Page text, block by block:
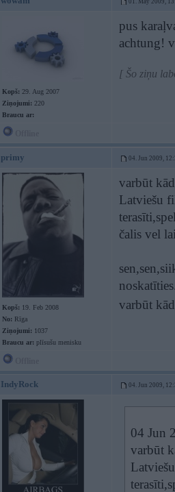
01. May 2009,
Kopš: 29. Aug 2007
Ziņojumi: 220
Braucu ar:
pus
achtung!
[ Šo ziņu
primy 04. Jun 2009,
Kopš: 19. Feb 2008
No: Rīga
Ziņojumi: 1037
Braucu ar: plīsušu menisku
varbūt
Latviešu
čalis vel
varbūt
IndyRock 04. Jun 2009,
04 Jun
varbūt